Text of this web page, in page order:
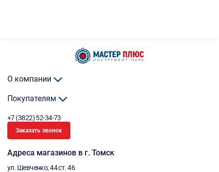
О компании
Покупателям
+7 (3822) 52-34-73
Заказать звонок
Адреса магазинов в г. Томск
ул. Шевченко, 44 ст. 46